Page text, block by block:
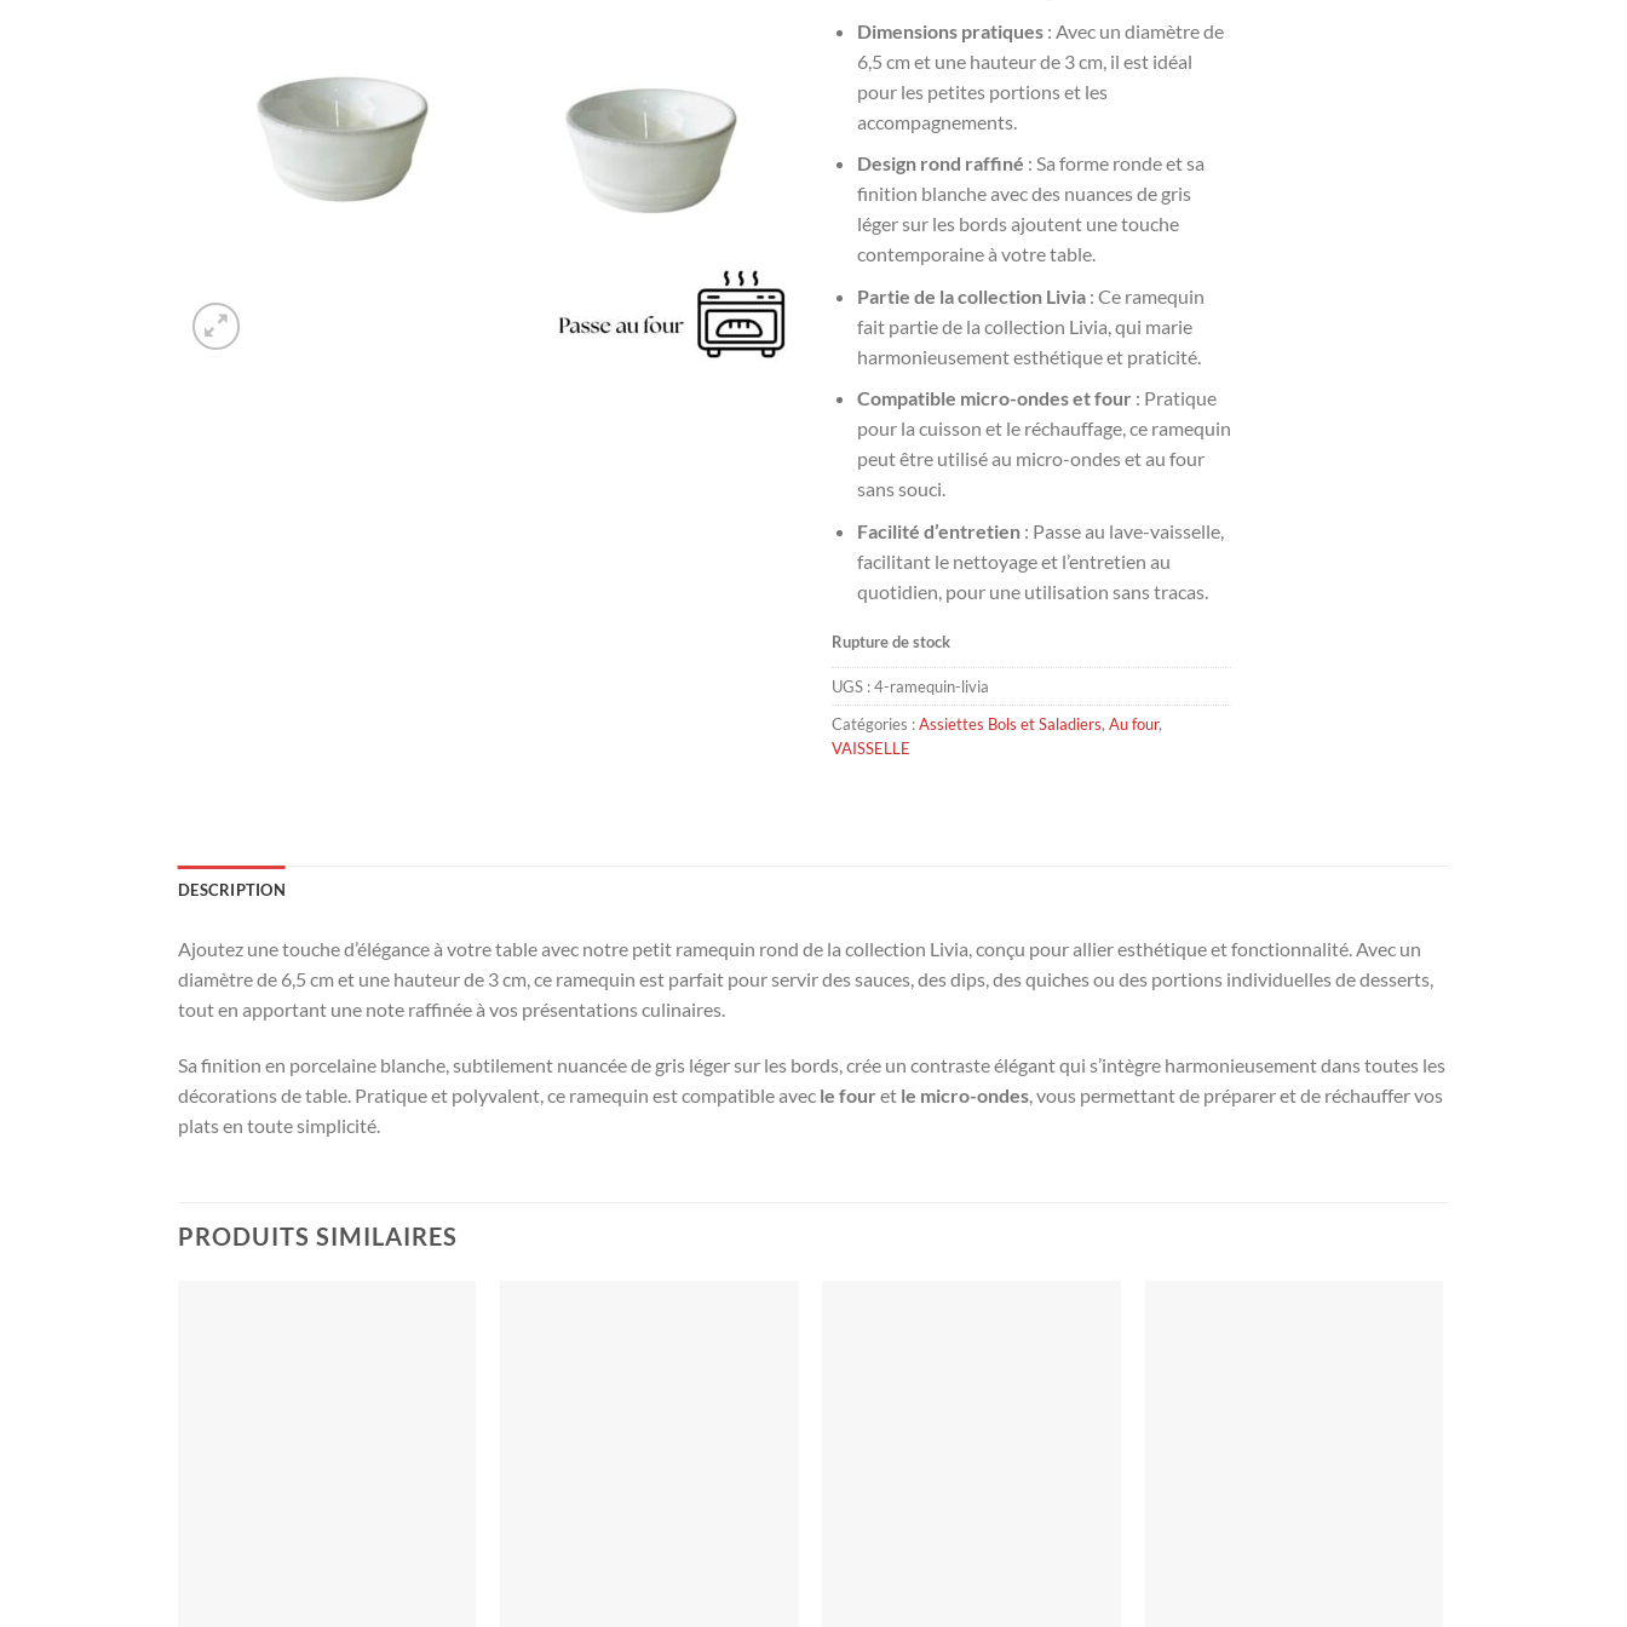
Dimensions pratiques: Avec un diamètre de
6,5 cm et une hauteur de 3 cm, il est idéal
pour les petites portions et les
accompagnements.
Design rond raffiné : Sa forme ronde et sa
finition blanche avec des nuances de gris
léger sur les bords ajoutent une touche
contemporaine à votre table.
Partie de la collection Livia: Ce ramequin
fait partie de la collection Livia, qui marie
harmonieusement esthétique et praticité.
Compatible micro-ondes et four : Pratique
pour la cuisson et le réchauffage, ce ramequin
peut être utilisé au micro-ondes et au four
sans souci.
Facilité d’entretien: Passe au lave-vaisselle,
facilitant le nettoyage et l’entretien au
quotidien, pour une utilisation sans tracas.
Rupture de stock
UGS :4-ramequin-livia
Catégories :Assiettes Bols et Saladiers, Au four,
VAISSELLE
DESCRIPTION
Ajoutez une touche d’élégance à votre table avec notre petit ramequin rond de la collection Livia, conçu pour allier esthétique et fonctionnalité. Avec un
diamètre de 6,5 cm et une hauteur de 3 cm, ce ramequin est parfait pour servir des sauces, des dips, des quiches ou des portions individuelles de desserts,
tout en apportant une note raffinée à vos présentations culinaires.
Sa finition en porcelaine blanche, subtilement nuancée de gris léger sur les bords, crée un contraste élégant qui s’intègre harmonieusement dans toutes les
décorations de table. Pratique et polyvalent, ce ramequin est compatible avec le four et le micro-ondes, vous permettant de préparer et de réchauffer vos
plats en toute simplicité.
PRODUITS SIMILAIRES